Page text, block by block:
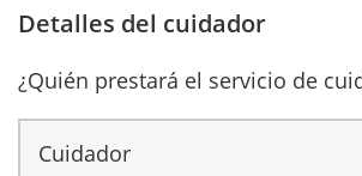
Detalles del cuidador
¿Quién prestará el servicio de
Cuidador